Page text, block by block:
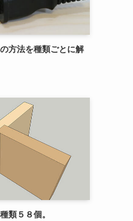
方法を種類ごとに解
類５８個。